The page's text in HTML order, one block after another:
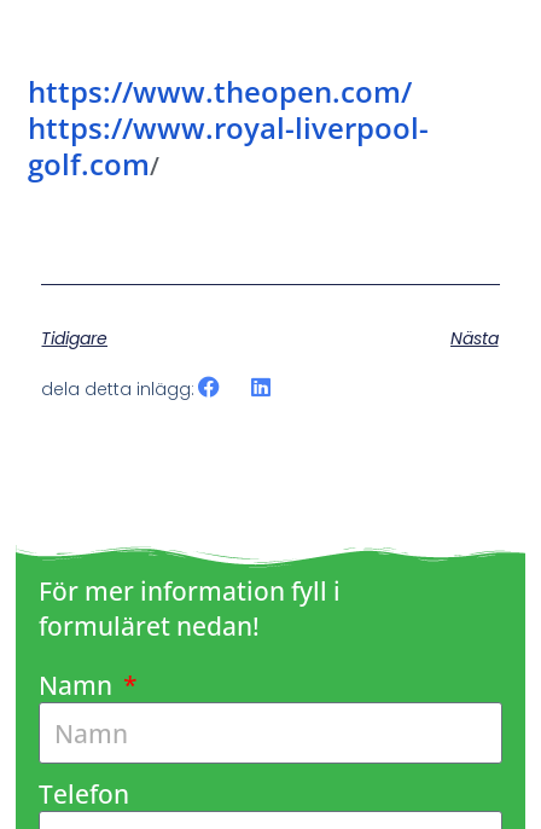
https://www.theopen.com/
https://www.royal-liverpool-
golf.com/
Tidigare Nästa
dela detta inlägg:
För mer information fyll i
formuläret nedan!
Namn
Telefon